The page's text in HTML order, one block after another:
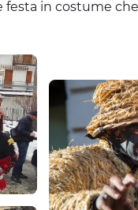
festa in costume